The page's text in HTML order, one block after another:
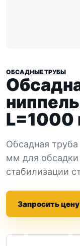
ОБСАДНЫЕ ТРУБЫ
L=1000
Обсадная
мм для
стабилизации
Запросить цену